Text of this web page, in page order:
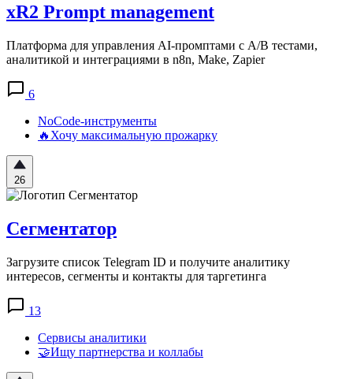
xR2 Prompt management
Платформа для управления AI-промптами с A/B тестами,
аналитикой и интеграциями в n8n, Make, Zapier
6
NoCode-инструменты
🔥Хочу максимальную прожарку
26
Сегментатор
Загрузите список Telegram ID и получите аналитику
интересов, сегменты и контакты для таргетинга
13
Сервисы аналитики
🤝Ищу партнерства и коллабы